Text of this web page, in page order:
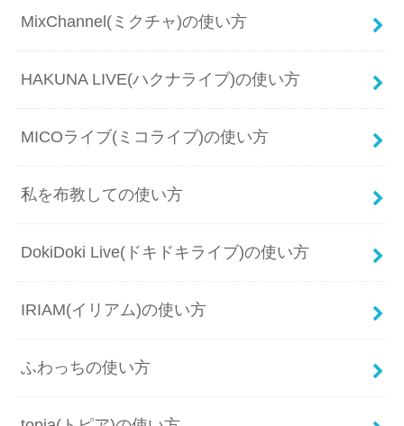
MixChannel(ミクチャ)の使い方
HAKUNA LIVE(ハクナライブ)の使い方
MICOライブ(ミコライブ)の使い方
私を布教しての使い方
DokiDoki Live(ドキドキライブ)の使い方
IRIAM(イリアム)の使い方
ふわっちの使い方